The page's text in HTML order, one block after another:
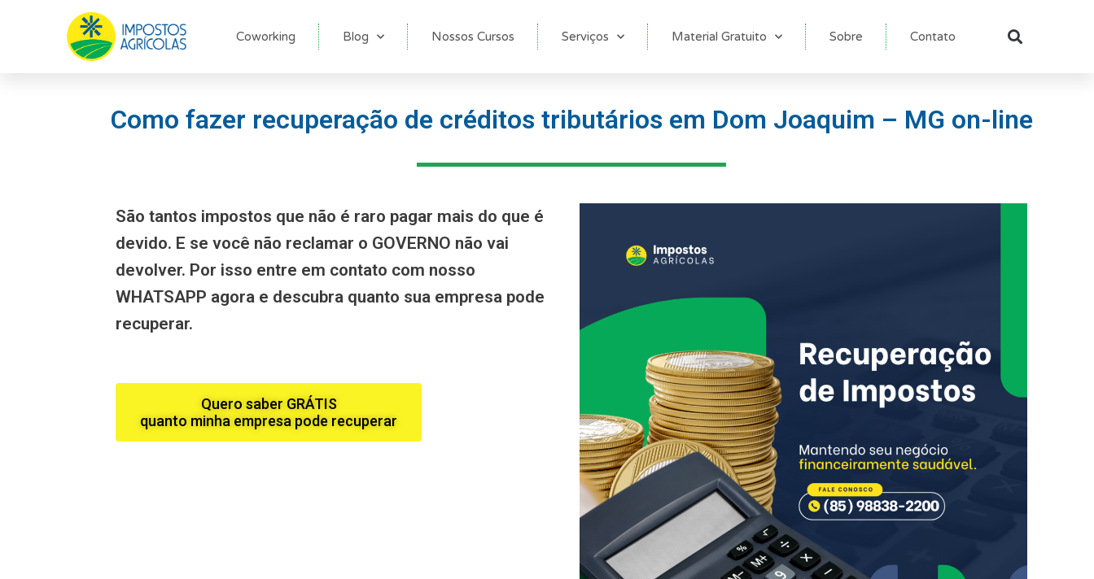
Coworking Blog Nossos Cursos Serviços Material Gratuito Sobre Contato
Como fazer recuperação de créditos tributários em Dom Joaquim – MG on-line
São tantos impostos que não é raro pagar mais do que é
devido. E se você não reclamar o GOVERNO não vai
devolver. Por isso entre em contato com nosso
WHATSAPP agora e descubra quanto sua empresa pode
recuperar.
Quero saber GRÁTIS
quanto minha empresa pode recuperar